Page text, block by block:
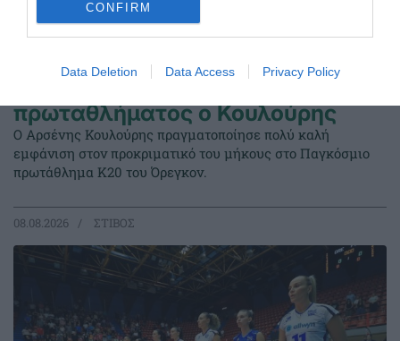
CONFIRM
Data Deletion Data Access Privacy Policy
Στον τελικό του Παγκοσμίου
πρωταθλήματος ο Κουλούρης
Ο Αρσένης Κουλούρης πραγματοποίησε πολύ καλή
εμφάνιση στον προκριματικό του μήκους στο Παγκόσμιο
πρωτάθλημα Κ20 του Όρεγκον.
08.08.2026 ΣΤΙΒΟΣ